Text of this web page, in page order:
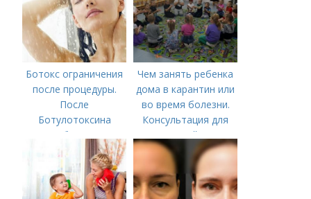
Ботокс ограничения
после процедуры.
После
Ботулотоксина
необходимо
Чем занять ребенка
дома в карантин или
во время болезни.
Консультация для
родителей «Чем
занять ребенка в дни
болезни или
карантина?»